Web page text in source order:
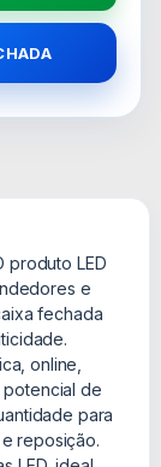
produto LED
e
fechada
online,
potencial de
para
reposição.